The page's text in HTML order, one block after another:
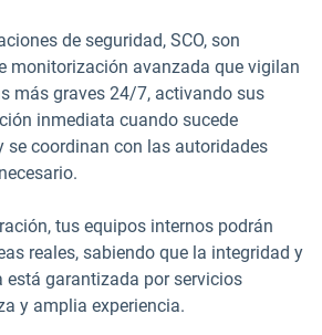
de seguridad, SCO, son
monitorización avanzada que vigilan
más graves 24/7, activando sus
inmediata cuando sucede
se coordinan con las autoridades
tus equipos internos podrán
reales, sabiendo que la integridad y
está garantizada por servicios
y amplia experiencia.